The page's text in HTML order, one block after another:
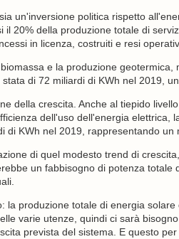
un'inversione politica rispetto
il 20% della produzione totale di
in licenza, costruiti e resi
e la produzione
di 72 miliardi di KWh nel 2019,
della crescita. Anche al tiepido
dell'uso dell'energia elettrica,
di KWh nel 2019, rappresentando
di quel modesto trend di
un fabbisogno di potenza
la produzione totale di energia
varie utenze, quindi ci sarà
prevista del sistema. E questo